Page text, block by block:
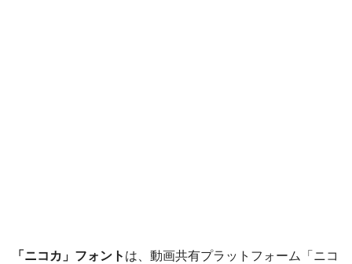
「ニコカ」フォント は、動画共有プラットフォーム「ニコ